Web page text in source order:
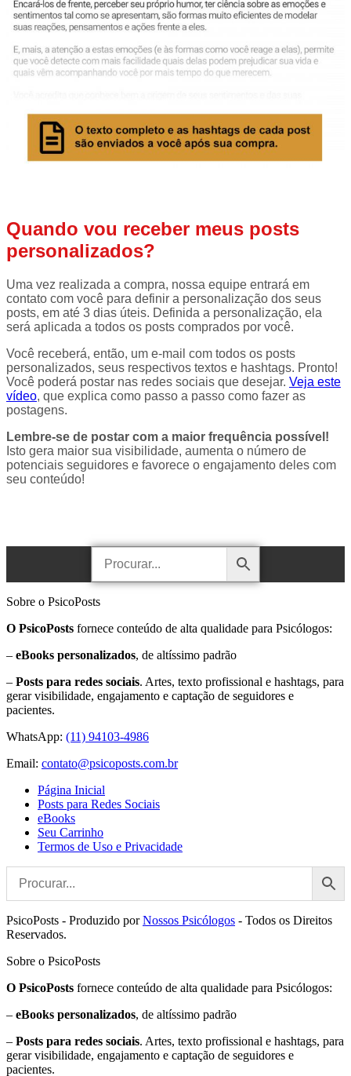
Quando vou receber meus posts
personalizados?
Uma vez realizada a compra, nossa equipe entrará em
contato com você para definir a personalização dos seus
posts, em até 3 dias úteis. Definida a personalização, ela
será aplicada a todos os posts comprados por você.
Você receberá, então, um e-mail com todos os posts
personalizados, seus respectivos textos e hashtags. Pronto!
Você poderá postar nas redes sociais que desejar. Veja este
vídeo, que explica como passo a passo como fazer as
postagens.
Lembre-se de postar com a maior frequência possível!
Isto gera maior sua visibilidade, aumenta o número de
potenciais seguidores e favorece o engajamento deles com
seu conteúdo!
Sobre o PsicoPosts
O PsicoPosts fornece conteúdo de alta qualidade para Psicólogos:
– eBooks personalizados, de altíssimo padrão
– Posts para redes sociais. Artes, texto profissional e hashtags, para
gerar visibilidade, engajamento e captação de seguidores e
pacientes.
WhatsApp: (11) 94103-4986
Email: contato@psicoposts.com.br
Página Inicial
Posts para Redes Sociais
eBooks
Seu Carrinho
Termos de Uso e Privacidade
PsicoPosts - Produzido porNossos Psicólogos - Todos os Direitos
Reservados.
Sobre o PsicoPosts
O PsicoPosts fornece conteúdo de alta qualidade para Psicólogos:
– eBooks personalizados, de altíssimo padrão
– Posts para redes sociais. Artes, texto profissional e hashtags, para
gerar visibilidade, engajamento e captação de seguidores e
pacientes.